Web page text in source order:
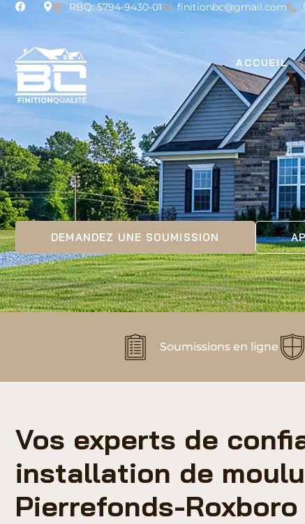
RBQ: 5794-9430-01 finitionbc@gmail.com
ACCUEIL
DEMANDEZ UNE SOUMISSION
Soumissions en ligne
Vos experts de
installation de
Pierrefonds-Roxboro